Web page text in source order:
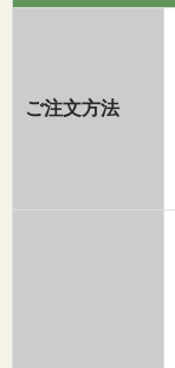
ご注文方法